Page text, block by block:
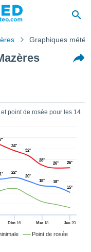
Graphiques météo
point de rosée pour les 14
Point de rosée
Dim 16 Mar18 Jeu 20
34°
32°
28°
26° 26°
22°
20°
18°
18°
15°